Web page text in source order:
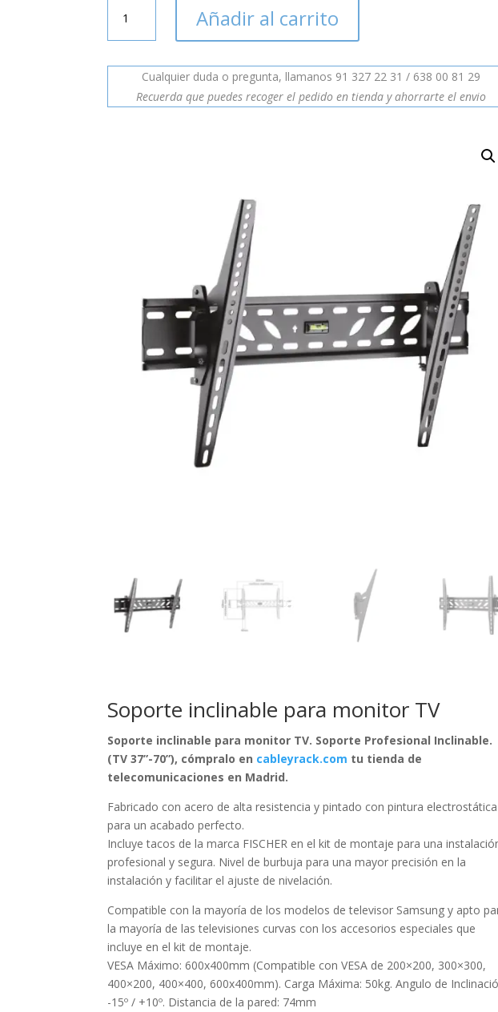
inclinable
para
cantidad
Añadir al carrito
Cualquier duda o pregunta, llamanos 91 327 22 31 / 638 00 81 29
Recuerda que puedes recoger el pedido en tienda y ahorrarte el envio
Soporte inclinable para monitor TV
Soporte inclinable para monitor TV. Soporte Profesional Inclinable.
(TV 37”-70”), cómpralo en cableyrack.com tu tienda de
telecomunicaciones en Madrid.
Fabricado con acero de alta resistencia y pintado con pintura electrostática
para un acabado perfecto.
Incluye tacos de la marca FISCHER en el kit de montaje para una
profesional y segura. Nivel de burbuja para una mayor precisión en la
instalación y facilitar el ajuste de nivelación.
Compatible con la mayoría de los modelos de televisor Samsung y apto
la mayoría de las televisiones curvas con los accesorios especiales que
incluye en el kit de montaje.
VESA Máximo: 600x400mm (Compatible con VESA de 200×200, 300×300,
400×200, 400×400, 600x400mm). Carga Máxima: 50kg. Angulo de
-15º / +10º. Distancia de la pared: 74mm